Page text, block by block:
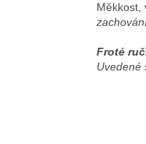
Měkkost,
Froté
Uvedené